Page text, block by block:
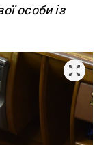
особи із